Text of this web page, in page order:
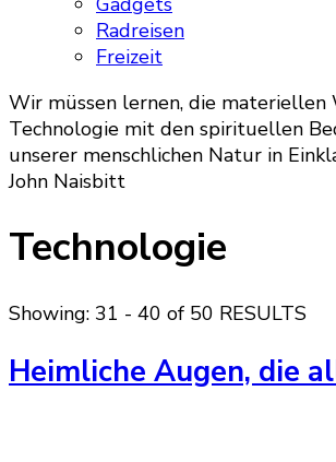
Radreisen
Freizeit
Wir müssen lernen, die materiellen
Technologie mit den spirituellen
unserer menschlichen Natur in
John Naisbitt
Technologie
Showing: 31 - 40 of 50 RESULTS
Heimliche Augen, die